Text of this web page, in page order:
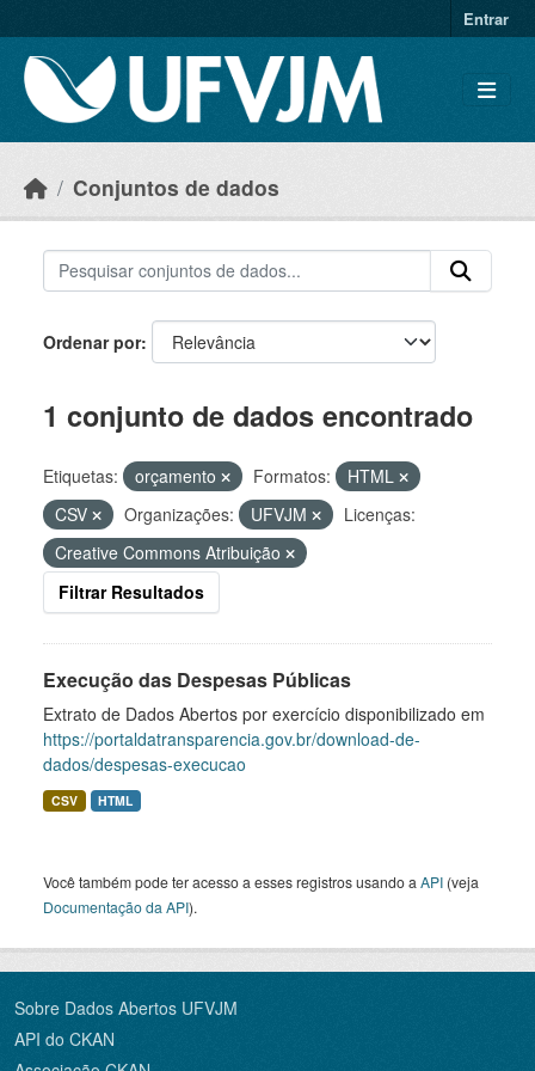
Entrar
Conjuntos de dados
Ordenar por
1 conjunto de dados encontrado
Etiquetas: orçamento Formatos:
HTML
CSV
Organizações: UFVJM
Licenças:
Creative Commons Atribuição
Filtrar Resultados
Execução das Despesas Públicas
Extrato de Dados Abertos por exercício disponibilizado em
https://portaldatransparencia.gov.br/download-de-
dados/despesas-execucao
CSV HTML
Você também pode ter acesso a esses registros usando a API (veja
Documentação da API).
Sobre Dados Abertos UFVJM
API do CKAN